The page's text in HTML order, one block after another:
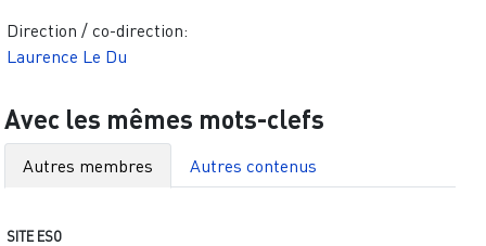
Direction / co-direction:
Laurence Le Du
Avec les mêmes mots-clefs
Autres membres Autres contenus
SITE ESO